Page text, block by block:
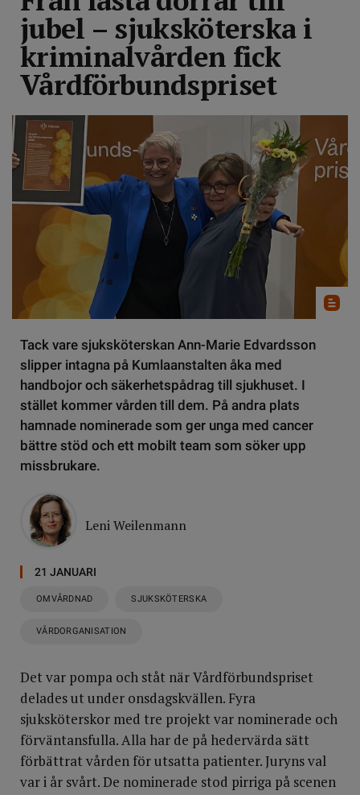
jubel – sjuksköterska i
kriminalvården fick
Vårdförbundspriset
Tack vare sjuksköterskan Ann-Marie Edvardsson
slipper intagna på Kumlaanstalten åka med
handbojor och säkerhetspådrag till sjukhuset. I
stället kommer vården till dem. På andra plats
hamnade nominerade som ger unga med cancer
bättre stöd och ett mobilt team som söker upp
missbrukare.
Leni Weilenmann
21 JANUARI
OMVÅRDNAD SJUKSKÖTERSKA
VÅRDORGANISATION
Det var pompa och ståt när Vårdförbundspriset
delades ut under onsdagskvällen. Fyra
sjuksköterskor med tre projekt var nominerade och
förväntansfulla. Alla har de på hedervärda sätt
förbättrat vården för utsatta patienter. Juryns val
var i år svårt. De nominerade stod pirriga på scenen